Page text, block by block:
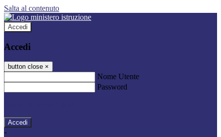
Salta al contenuto
Accedi
Accedi
button close ×
Nome Utente
Password
-